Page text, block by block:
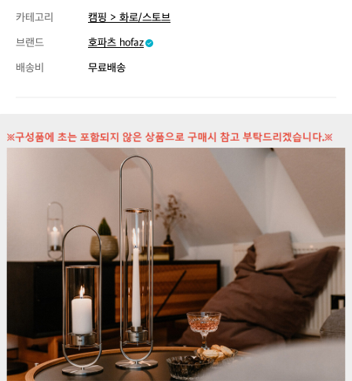
카테고리
캠핑 > 화로/스토브
브랜드
호파츠 hofaz
배송비
무료배송